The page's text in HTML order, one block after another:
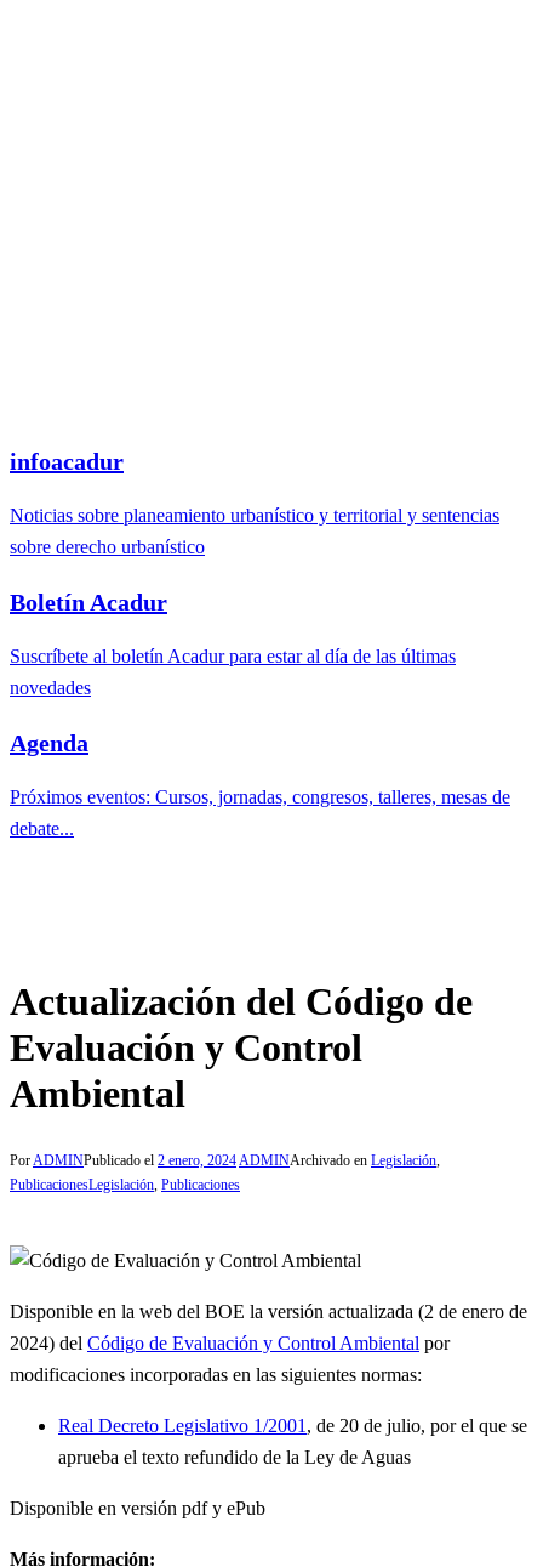
infoacadur
Noticias sobre planeamiento urbanístico y territorial y sentencias
sobre derecho urbanístico
Boletín Acadur
Suscríbete al boletín Acadur para estar al día de las últimas
novedades
Agenda
Próximos eventos: Cursos, jornadas, congresos, talleres, mesas de
debate...
Actualización del Código de
Evaluación y Control
Ambiental
PorADMINPublicado el 2 enero, 2024ADMINArchivado en Legislación,
PublicacionesLegislación, Publicaciones
Disponible en la web del BOE la versión actualizada (2 de enero de
2024) del Código de Evaluación y Control Ambiental por
modificaciones incorporadas en las siguientes normas:
Real Decreto Legislativo 1/2001 , de 20 de julio, por el que se
aprueba el texto refundido de la Ley de Aguas
Disponible en versión pdf y ePub
Más información: